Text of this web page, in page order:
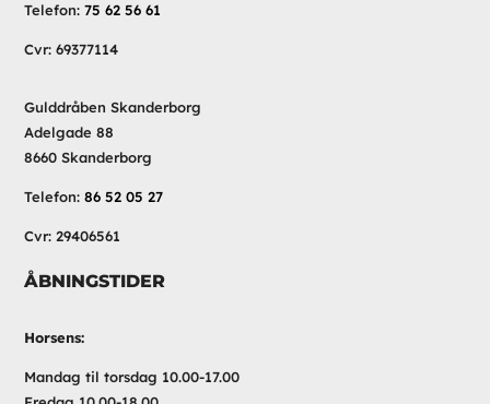
Telefon:75 62 56 61
Cvr: 69377114
Gulddråben Skanderborg
Adelgade 88
8660 Skanderborg
Telefon:86 52 05 27
Cvr: 29406561
ÅBNINGSTIDER
Horsens:
Mandag til torsdag 10.00-17.00